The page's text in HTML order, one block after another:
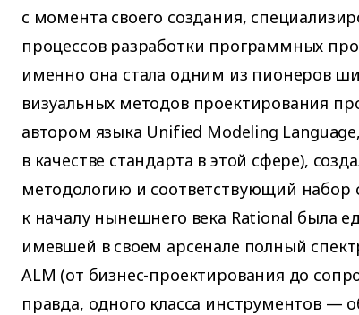
с момента своего создания,
процессов разработки программных
именно она стала одним из пионеров
визуальных методов проектирования
автором языка Unified Modeling
в качестве стандарта в этой сфере),
методологию и соответствующий набор
к началу нынешнего века Rational была
имевшей в своем арсенале полный
ALM (от бизнес-проектирования до
правда, одного класса инструментов —